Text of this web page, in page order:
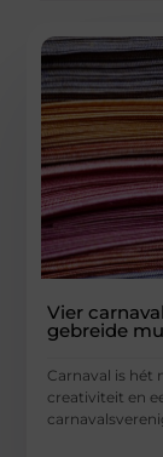
Vier
gebreide
Carnaval is
creativiteit en